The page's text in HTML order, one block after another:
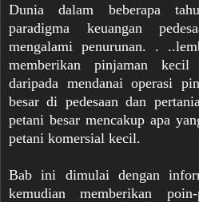
Dunia dalam beberapa
paradigma keuangan
mengalami penurunan. .
memberikan pinjaman
daripada mendanai operasi
besar di pedesaan dan
petani besar mencakup apa
petani komersial kecil.
Bab ini dimulai dengan
kemudian memberikan